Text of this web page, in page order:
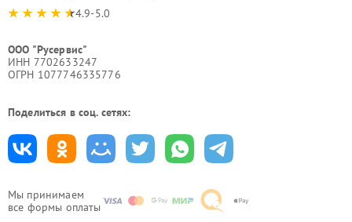
Мы принимаем
все формы оплаты
4.9-5.0
ООО "Русервис"
ИНН 7702633247
ОГРН 1077746335776
Поделиться в соц. сетях: